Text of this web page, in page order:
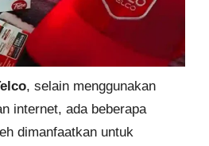
, selain menggunakan
internet, ada beberapa
dimanfaatkan untuk